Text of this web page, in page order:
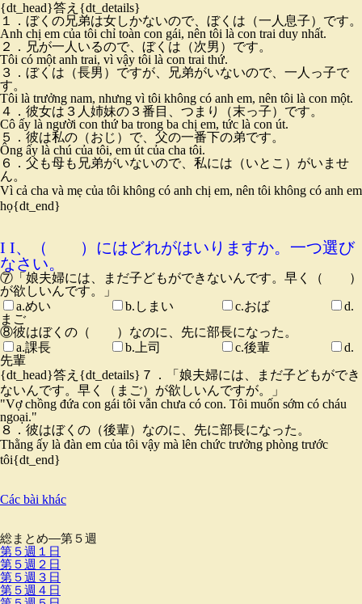
{dt_head}答え{dt_details}
１．ぼくの兄弟は女しかないので、ぼくは（一人息子）です。
Anh chị em của tôi chỉ toàn con gái, nên tôi là con trai duy nhất.
２．兄が一人いるので、ぼくは（次男）です。
Tôi có một anh trai, vì vậy tôi là con trai thứ.
３．ぼくは（長男）ですが、兄弟がいないので、一人っ子で
す。
Tôi là trưởng nam, nhưng vì tôi không có anh em, nên tôi là con một.
４．彼女は３人姉妹の３番目、つまり（末っ子）です。
Cô ấy là người con thứ ba trong ba chị em, tức là con út.
５．彼は私の（おじ）で、父の一番下の弟です。
Ông ấy là chú của tôi, em út của cha tôi.
６．父も母も兄弟がいないので、私には（いとこ）がいませ
ん。
Vì cả cha và mẹ của tôi không có anh chị em, nên tôi không có anh em
họ{dt_end}
I I、（ ）にはどれがはいりますか。一つ選び
なさい。
⑦「娘夫婦には、まだ子どもができないんです。早く（ ）
が欲しいんです。」
a.めい
b.しまい c.おば
d.
まご
⑧彼はぼくの（ ）なのに、先に部長になった。
a.課長
b.上司 c.後輩
d.
先輩
{dt_head}答え{dt_details} ７．「娘夫婦には、まだ子どもができ
ないんです。早く（まご）が欲しいんですが。」
"Vợ chồng đứa con gái tôi vẫn chưa có con. Tôi muốn sớm có cháu
ngoại."
８．彼はぼくの（後輩）なのに、先に部長になった。
Thằng ấy là đàn em của tôi vậy mà lên chức trưởng phòng trước
tôi{dt_end}
Các bài khác
総まとめ―第５週
第５週１日
第５週２日
第５週３日
第５週４日